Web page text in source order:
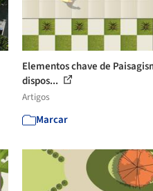
Elementos chave de
dispos...
Artigos
Marcar